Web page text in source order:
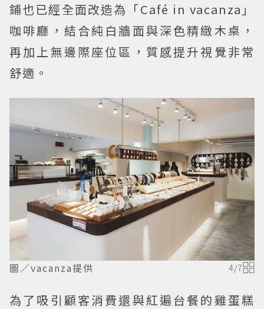
鋪也已經全面改造為「Café in vacanza」
咖啡廳，結合純白牆面與深色精緻木桌，
再加上無邊際座位區，質感提升視覺非常
舒適。
圖／vacanza提供 4/7
為了吸引顧客消費還與紅遍台餐的雞蛋糕